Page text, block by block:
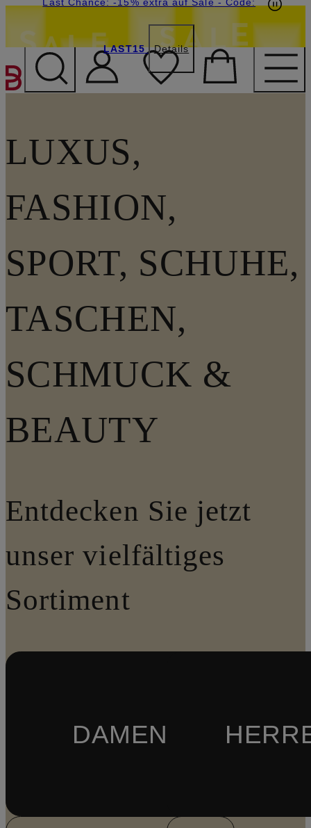
ZUM HAUPTINHALT
LAST15 Details
LUXUS,
FASHION,
SPORT, SCHUHE,
TASCHEN,
SCHMUCK &
BEAUTY
Entdecken Sie jetzt
unser vielfältiges
Sortiment
DAMEN